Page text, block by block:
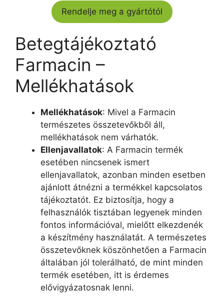
Rendelje meg a gyártótól
Betegtájékoztató
Farmacin –
Mellékhatások
Mellékhatások: Mivel a Farmacin
természetes összetevőkből áll,
mellékhatások nem várhatók.
Ellenjavallatok: A Farmacin termék
esetében nincsenek ismert
ellenjavallatok, azonban minden esetben
ajánlott átnézni a termékkel kapcsolatos
tájékoztatót. Ez biztosítja, hogy a
felhasználók tisztában legyenek minden
fontos információval, mielőtt elkezdenék
a készítmény használatát. A természetes
összetevőknek köszönhetően a Farmacin
általában jól tolerálható, de mint minden
termék esetében, itt is érdemes
elővigyázatosnak lenni.